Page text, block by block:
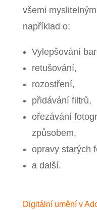
všemi
například o:
Vylepšování
retušování,
rozostření,
přidávání filtrů,
ořezávání
způsobem,
opravy starých
a další.
Digitální umění v